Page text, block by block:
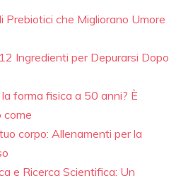
Prebiotici che Migliorano Umore
Ingredienti per Depurarsi Dopo
forma fisica a 50 anni? È
come
corpo: Allenamenti per la
e Ricerca Scientifica: Un